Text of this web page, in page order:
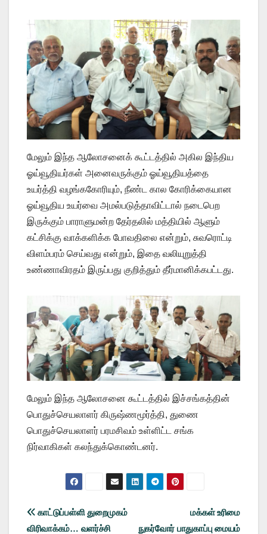
மேலும் இந்த ஆலோசனைக் கூட்டத்தில் அகில இந்திய
ஓய்வூதியர்‌கள் அனைவருக்கும் ஓய்வூதியத்தை
உயர்த்தி வழங்க‌கோரியும், நீண்ட கால கோரிக்கையான
ஓய்வூதிய உயர்வை ‌அமல்படுத்தாவிட்டால்‌ நடைபெற
இருக்கும் பாராளுமன்ற தேர்தலில் மத்தியில் ‌ஆளும்
கட்சிக்கு ‌வாக்களிக்க‌ போவதிலை‌ என்று‌ம், சுவரொட்டி‌
விளம்பரம்‌ செய்வது‌ என்றும், இதை வலியுறுத்தி
உண்ணாவிரதம்‌ இருப்பது குறித்தும் தீர்மானிக்கபட்டது.
மேலும் இந்த ஆலோசனை கூட்டத்தில் இச்சங்கத்தின்
பொதுச்செயலாளர் கிருஷ்ணமூர்த்தி, துணை
பொதுச்செயலாளர் பரமசிவம் உள்ளிட்ட சங்க
நிர்வாகிகள் கலந்துக்கொண்டனர்.
Post
மக்கள் உரிமை
நுகர்வோர் பாதுகாப்பு மையம்
காட்டுப்பள்ளி துறைமுகம்
விரிவாக்கம்… வளர்ச்சி